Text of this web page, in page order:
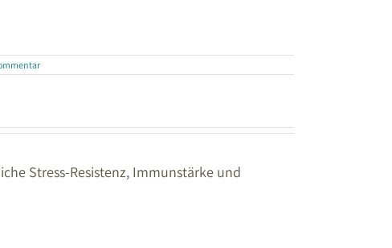
Stress-Resistenz, Immunstärke und